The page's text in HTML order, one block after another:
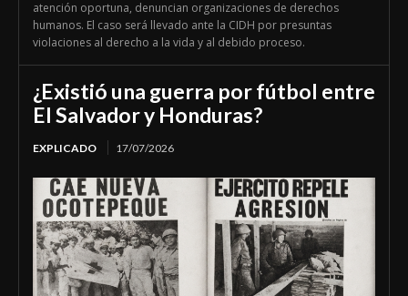
atención oportuna, denuncian organizaciones de derechos
humanos. El caso será llevado ante la CIDH por presuntas
violaciones al derecho a la vida y al debido proceso.
¿Existió una guerra por fútbol entre
El Salvador y Honduras?
EXPLICADO 17/07/2026